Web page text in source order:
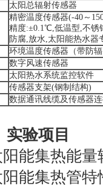
太阳总辐射传感器
精密温度传感器(-40～
精度:±0.1℃,低温型,不锈
防腐,放水,太阳能热水器
环境温度传感器（带防
数字风速传感器
太阳热水系统监控软件
传感器支架(钢制结构)
数据通讯线缆及传感器
实验项目
阳能集热能量
阳能集热管特